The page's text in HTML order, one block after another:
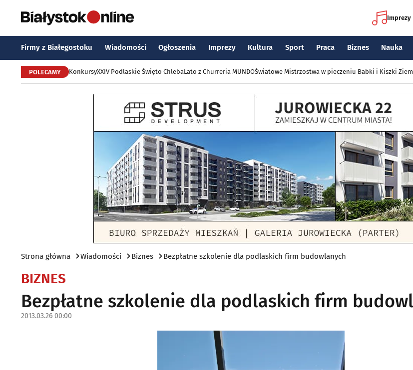
Imprezy
Firmy z Białegostoku Wiadomości Ogłoszenia Imprezy Kultura Sport Praca Biznes Nauka
POLECAMY KonkursyXXIV Podlaskie Święto ChlebaLato z Churreria MUNDOŚwiatowe Mistrzostwa w pieczeniu Babki i Kiszki
Strona główna Wiadomości Biznes Bezpłatne szkolenie dla podlaskich firm budowlanych
BIZNES
Bezpłatne szkolenie dla podlaskich firm
2013.03.26 00:00